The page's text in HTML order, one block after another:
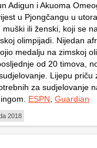
Adigun i Akuoma
u Pjongčangu u
muški ili ženski, koji se
olimpijadi. Nijedan
medalju na zimskoj
od 20 timova,
Lijepu priču
za sudjelovanje
ESPN Guardian
2018